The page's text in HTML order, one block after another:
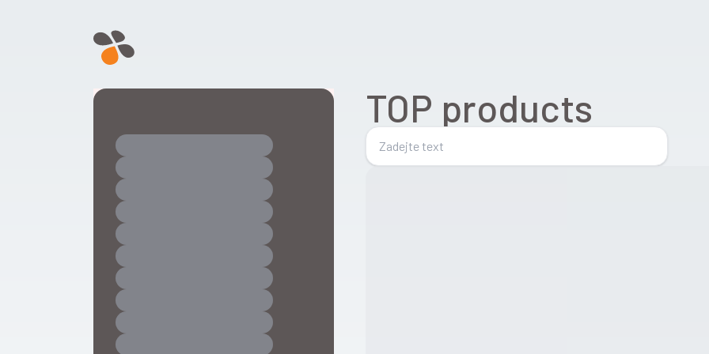
TOP products